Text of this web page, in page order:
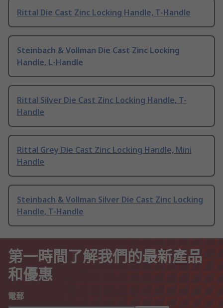
Rittal Die Cast Zinc Locking Handle, T-Handle
Steinbach & Vollman Die Cast Zinc Locking
Handle, L-Handle
Rittal Silver Die Cast Zinc Locking Handle, T-
Handle
Rittal Grey Die Cast Zinc Locking Handle, Mini
Handle
Steinbach & Vollman Silver Die Cast Zinc Locking
Handle, T-Handle
第一時間了解我們的最新產品
和優惠
電郵